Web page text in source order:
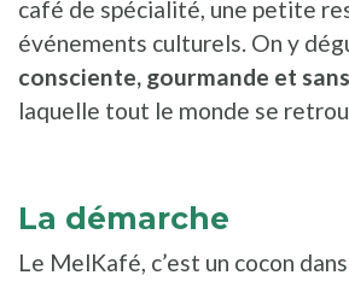
café de spécialité, une petite
événements culturels. On y
consciente, gourmande et
laquelle tout le monde se
La démarche
Le MelKafé, c’est un cocon